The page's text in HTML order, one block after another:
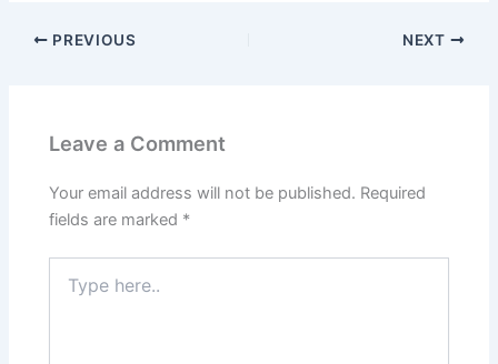
PREVIOUS NEXT
Leave a Comment
Your email address will not be published. Required
fields are marked *
here..